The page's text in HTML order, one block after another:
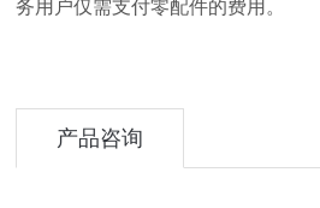
务用户仅需支付零配件的费用。
产品咨询